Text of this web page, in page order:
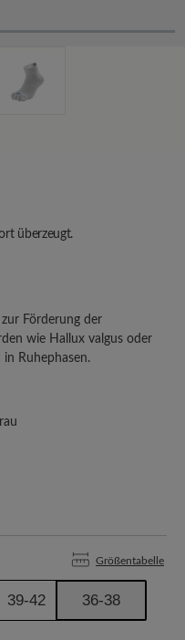
überzeugt.
Förderung der
wie Hallux valgus oder
Ruhephasen.
Größentabelle
39-42 36-38